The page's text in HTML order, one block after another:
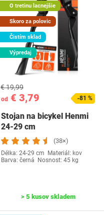
O tretinu lacnejšie
Skoro za polovic
Čistím sklad
Výpredaj
od € 3,79
€ 19,99
-81 %
Stojan na bicykel Henmi
24-29 cm
(38×)
Délka: 24-29 cm Materiál: kov
Barva: černá Nosnost: 45 kg
> 5 kusov skladem